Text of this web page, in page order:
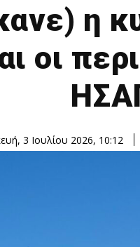
η
οι
3 Ιουλίου 2026, 10:12